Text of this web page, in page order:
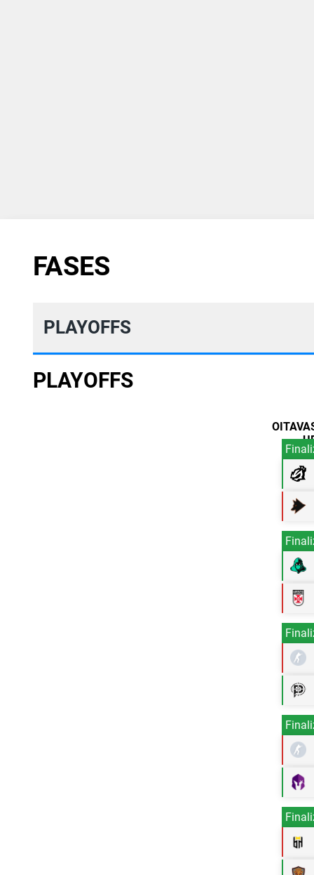
FASES
PLAYOFFS
PLAYOFFS